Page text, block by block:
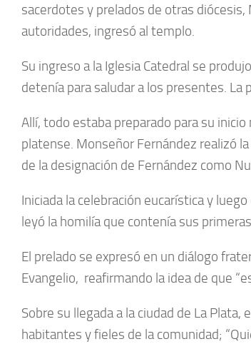
sacerdotes y prelados de otras
autoridades, ingresó al templo.
Su ingreso a la Iglesia Catedral se
detenía para saludar a los presentes.
Allí, todo estaba preparado para su
platense. Monseñor Fernández realizó
de la designación de Fernández como
Iniciada la celebración eucarística y
leyó la homilía que contenía sus
El prelado se expresó en un diálogo
Evangelio, reafirmando la idea de que
Sobre su llegada a la ciudad de La
habitantes y fieles de la comunidad;